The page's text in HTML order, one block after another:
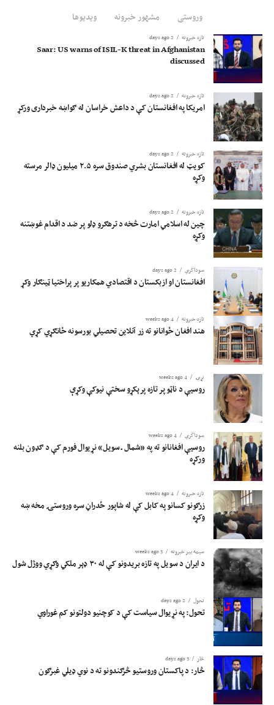
وروستی مشهور خبرونه ویدیوها
تازه خبرونه 2 days ago
Saar: US warns of ISIL-K threat in Afghanistan
discussed
تازه خبرونه 2 days ago
امریکا په افغانستان کې د داعش خراسان له ګواښه خبرداری ورکړ
تازه خبرونه 2 days ago
کویټ له افغانستان بشري صندوق سره ۲.۵ میلیون ډالر مرسته
وکړه
تازه خبرونه 2 days ago
چین له اسلامي امارت څخه د ترهګرو ډلو پر ضد د اقدام غوښتنه
وکړه
سوداگري 2 days ago
افغانستان او ازبکستان د اقتصادي همکاریو پر پراختیا ټینګار وکړ
تازه خبرونه 4 weeks ago
هند افغان ځوانانو ته زر آنلاین تحصیلي بورسونه ځانګړي کړي
نړۍ 4 weeks ago
روسیې د ناټو پر تازه پرېکړو سختې نیوکې وکړې
سوداگري 4 weeks ago
روسیې افغانانو ته په «شمال ـ سویل» نړیوال فورم کې د ګډون بلنه
ورکړه
تازه خبرونه 4 weeks ago
زرګونو کسانو په کابل کې له شاپور ځدراڼ سره وروستۍ مخه ښه
وکړه
سیمه ییز خبرونه 3 weeks ago
د ایران د سویل په تازه بریدونو کې له ۳۰ ډېر ملکي وګړي ووژل شول
تحول 2 days ago
تحول: په نړیوال سیاست کې د کوچنیو دولتونو کم غوراوي
څار 3 days ago
څار: د پاکستان وروستیو څرګندونو ته د نوي ډیلي غبرګون